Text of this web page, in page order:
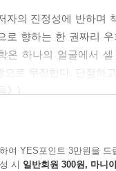
럼’ 사랑해야 할 것은
는 것은 과거뿐이며,
부 겪어낸 후에도 그
지나가고, 때로는 뒤
지막 순간들. 이 삶의
그 끝을 얼마나 빛나
기일지도 모른다.
자의 진정성에 반하며
로 향하는 한 권짜리
은 하나의 얼굴에서
으로 무장한다. 단절하
대한 우울함을 찰나의
이 책을 통해 ‘철학계
여 YES포인트 3만원을 드
시 일반회원 300원, 마니